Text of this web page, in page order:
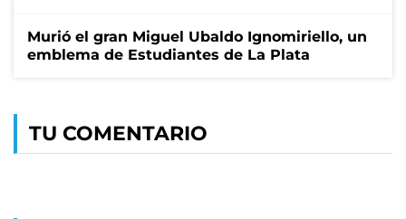
Murió el gran Miguel Ubaldo Ignomiriello, un
emblema de Estudiantes de La Plata
TU COMENTARIO